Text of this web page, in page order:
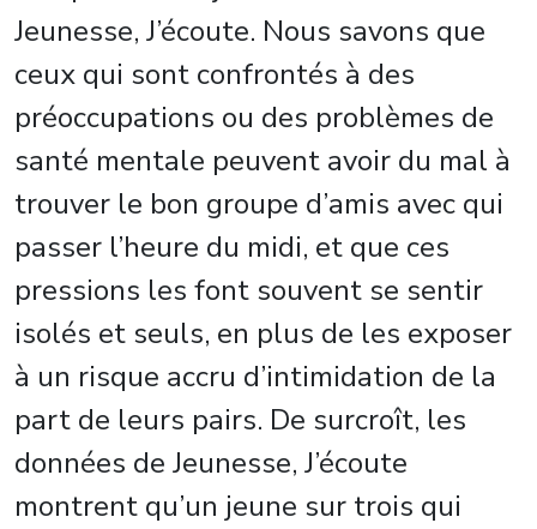
Jeunesse, J’écoute. Nous savons que
ceux qui sont confrontés à des
préoccupations ou des problèmes de
santé mentale peuvent avoir du mal à
trouver le bon groupe d’amis avec qui
passer l’heure du midi, et que ces
pressions les font souvent se sentir
isolés et seuls, en plus de les exposer
à un risque accru d’intimidation de la
part de leurs pairs. De surcroît, les
données de Jeunesse, J’écoute
montrent qu’un jeune sur trois qui